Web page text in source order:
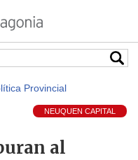
Provincial
NEUQUEN CAPITAL
al